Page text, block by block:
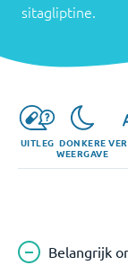
sitagliptine.
UITLEG DONKERE
WEERGAVE
Belangrijk